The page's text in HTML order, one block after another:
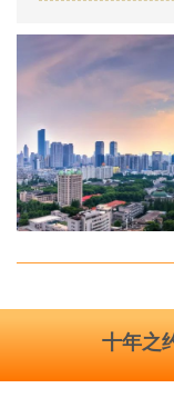
十年之